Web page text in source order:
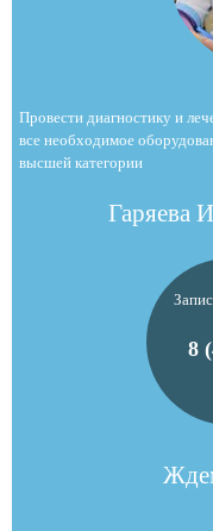
Провести диагностику и
все необходимое
высшей категории
Гаряева
8